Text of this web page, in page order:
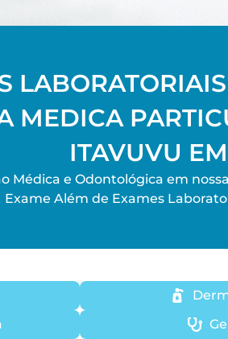
MEDICA
ITAVUVU
Médica e Odontológica em
Exame Além de Exames